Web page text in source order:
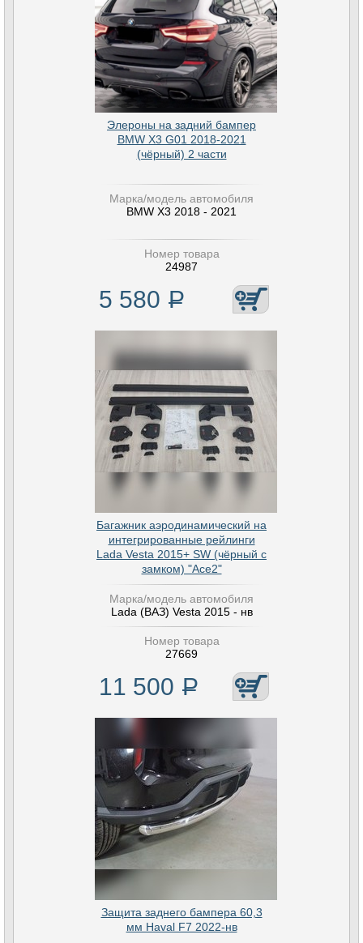
Элероны на задний бампер
BMW X3 G01 2018-2021
(чёрный) 2 части
Марка/модель автомобиля
BMW X3 2018 - 2021
Номер товара
24987
5 580 Р
Багажник аэродинамический на
интегрированные рейлинги
Lada Vesta 2015+ SW (чёрный с
замком) "Ace2"
Марка/модель автомобиля
Lada (ВАЗ) Vesta 2015 - нв
Номер товара
27669
11 500 Р
Защита заднего бампера 60,3
мм Haval F7 2022-нв